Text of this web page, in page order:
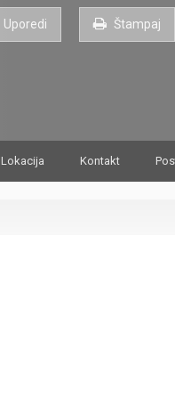
Uporedi Štampaj
Lokacija Kontakt